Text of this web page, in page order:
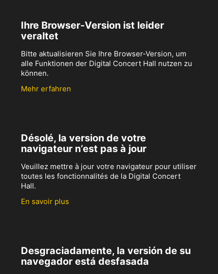
Ihre Browser-Version ist leider
veraltet
Bitte aktualisieren Sie Ihre Browser-Version, um
alle Funktionen der Digital Concert Hall nutzen zu
können.
Mehr erfahren
Désolé, la version de votre
navigateur n’est pas à jour
Veuillez mettre à jour votre navigateur pour utiliser
toutes les fonctionnalités de la Digital Concert
Hall.
En savoir plus
Desgraciadamente, la versión de su
navegador está desfasada